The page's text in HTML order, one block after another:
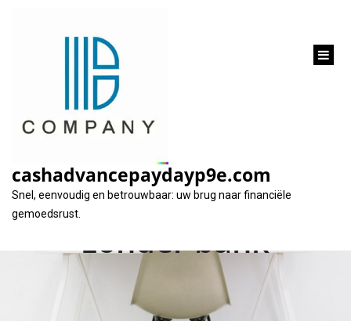
cashadvancepaydayp9e.com
Snel, eenvoudig en betrouwbaar: uw brug naar financiële
gemoedsrust.
Alternatieve
financiering:
persoonlijke lening
zonder bank